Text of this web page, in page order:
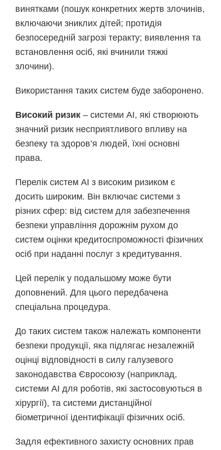
винятками (пошук конкретних жертв злочинів,
включаючи зниклих дітей; протидія
безпосередній загрозі теракту; виявлення та
встановлення осіб, які вчинили тяжкі
злочини).
Використання таких систем буде заборонено.
Високий ризик – системи АІ, які створюють
значний ризик несприятливого впливу на
безпеку та здоров’я людей, їхні основні
права.
Перелік систем АІ з високим ризиком є
досить широким. Він включає системи з
різних сфер: від систем для забезпечення
безпеки управління дорожнім рухом до
систем оцінки кредитоспроможності фізичних
осіб при наданні послуг з кредитування.
Цей перелік у подальшому може бути
доповнений. Для цього передбачена
спеціальна процедура.
До таких систем також належать компоненти
безпеки продукції, яка підлягає незалежній
оцінці відповідності в силу галузевого
законодавства Євросоюзу (наприклад,
системи АІ для роботів, які застосовуються в
хірургії), та системи дистанційної
біометричної ідентифікації фізичних осіб.
Задля ефективного захисту основних прав